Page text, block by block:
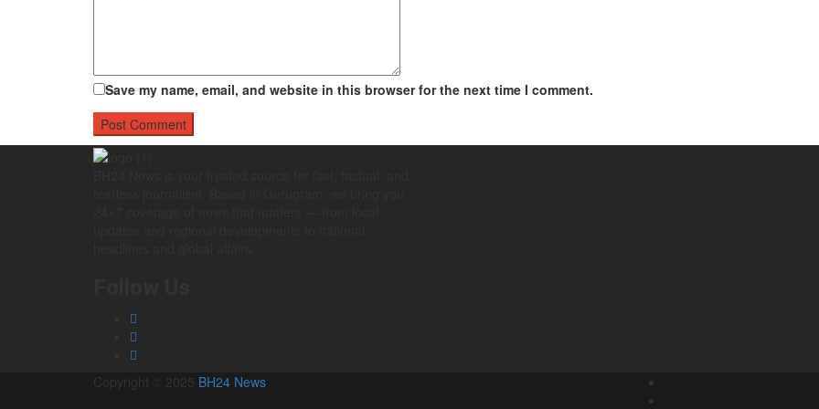
Save my name, email, and website in this browser for the next time I comment.
Copyright © 2025 BH24 News